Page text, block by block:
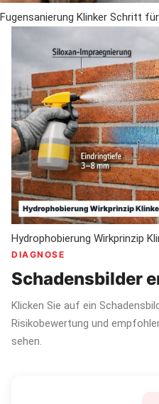
Fugensanierung Klinker Schritt
Hydrophobierung Wirkprinzip
DIAGNOSE
Schadensbilder
Klicken Sie auf ein
Risikobewertung und
sehen.